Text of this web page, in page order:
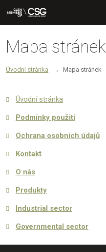
Mapa stránek
Úvodní stránka Mapa stránek
Úvodní stránka
Podmínky použití
Ochrana osobních údajů
Kontakt
O nás
Produkty
Industrial sector
Governmental sector